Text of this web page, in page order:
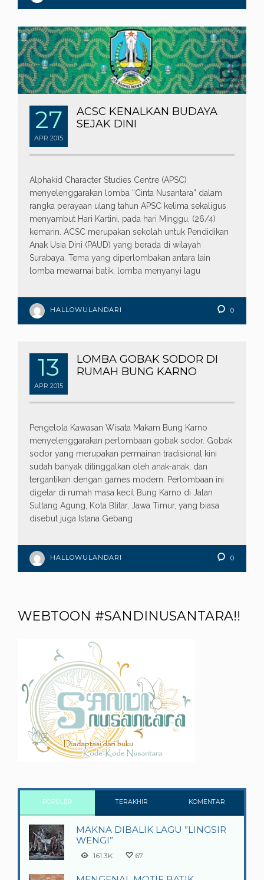
27
APR 2015
ACSC KENALKAN BUDAYA
SEJAK DINI
Alphakid Character Studies Centre (APSC)
menyelenggarakan lomba “Cinta Nusantara” dalam
rangka perayaan ulang tahun APSC kelima sekaligus
menyambut Hari Kartini, pada hari Minggu, (26/4)
kemarin. ACSC merupakan sekolah untuk Pendidikan
Anak Usia Dini (PAUD) yang berada di wilayah
Surabaya. Tema yang diperlombakan antara lain
lomba mewarnai batik, lomba menyanyi lagu
HALLOWULANDARI 0
13
APR 2015
LOMBA GOBAK SODOR DI
RUMAH BUNG KARNO
Pengelola Kawasan Wisata Makam Bung Karno
menyelenggarakan perlombaan gobak sodor. Gobak
sodor yang merupakan permainan tradisional kini
sudah banyak ditinggalkan oleh anak-anak, dan
tergantikan dengan games modern. Perlombaan ini
digelar di rumah masa kecil Bung Karno di Jalan
Sultang Agung, Kota Blitar, Jawa Timur, yang biasa
disebut juga Istana Gebang
HALLOWULANDARI 0
WEBTOON #SANDINUSANTARA!!
POPULER TERAKHIR KOMENTAR
MAKNA DIBALIK LAGU ”LINGSIR
WENGI”
161.3K 67